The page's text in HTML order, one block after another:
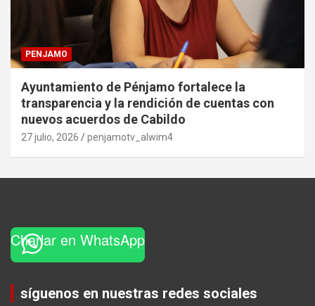
PENJAMO
Ayuntamiento de Pénjamo fortalece la
transparencia y la rendición de cuentas con
nuevos acuerdos de Cabildo
27 julio, 2026 penjamotv_alwim4
Charlar en WhatsApp
síguenos en nuestras redes sociales